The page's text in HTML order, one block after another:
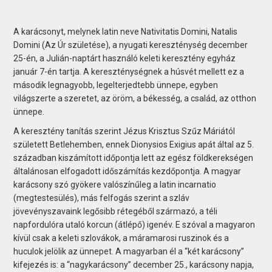
A karácsonyt, melynek latin neve Nativitatis Domini, Natalis
Domini (Az Úr születése), a nyugati kereszténység december
25-én, a Julián-naptárt használó keleti keresztény egyház
január 7-én tartja. A kereszténységnek a húsvét mellett ez a
második legnagyobb, legelterjedtebb ünnepe, egyben
világszerte a szeretet, az öröm, a békesség, a család, az otthon
ünnepe.
A keresztény tanítás szerint Jézus Krisztus Szűz Máriától
született Betlehemben, ennek Dionysios Exigius apát által az 5.
században kiszámított időpontja lett az egész földkerekségen
általánosan elfogadott időszámítás kezdőpontja. A magyar
karácsony szó gyökere valószínűleg a latin incarnatio
(megtestesülés), más felfogás szerint a szláv
jövevényszavaink legősibb rétegéből származó, a téli
napfordulóra utaló korcun (átlépő) igenév. E szóval a magyaron
kívül csak a keleti szlovákok, a máramarosi ruszinok és a
huculok jelölik az ünnepet. A magyarban él a “két karácsony”
kifejezés is: a “nagykarácsony” december 25., karácsony napja,